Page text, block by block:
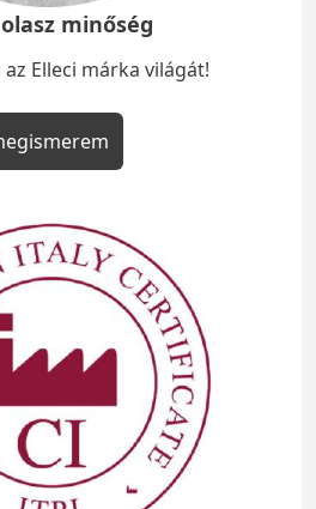
minőség
Elleci márka világát!